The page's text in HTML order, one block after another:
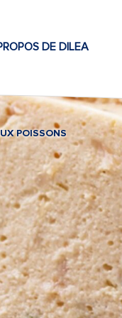
DE DILEA
POISSONS